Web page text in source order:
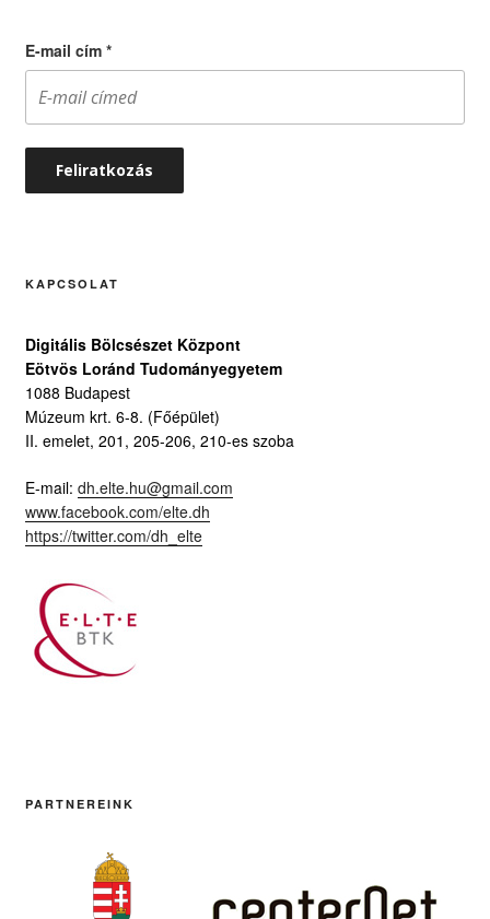
E-mail cím *
KAPCSOLAT
Digitális Bölcsészet Központ
Eötvös Loránd Tudományegyetem
1088 Budapest
Múzeum krt. 6-8. (Főépület)
II. emelet, 201, 205-206, 210-es szoba
E-mail: dh.elte.hu@gmail.com
www.facebook.com/elte.dh
https://twitter.com/dh_elte
PARTNEREINK